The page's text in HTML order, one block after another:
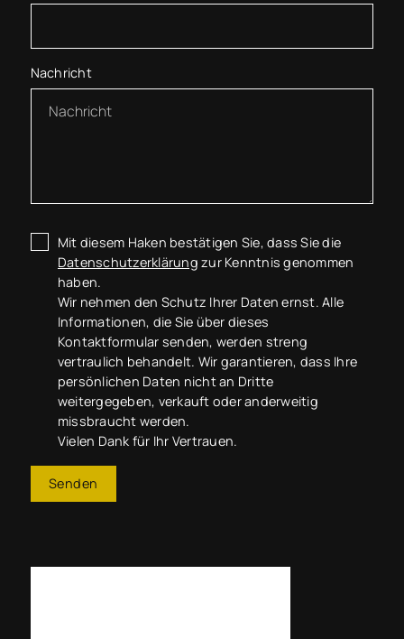
Nachricht
Mit diesem Haken bestätigen Sie, dass Sie die
Datenschutzerklärung zur Kenntnis genommen
haben.
Wir nehmen den Schutz Ihrer Daten ernst. Alle
Informationen, die Sie über dieses
Kontaktformular senden, werden streng
vertraulich behandelt. Wir garantieren, dass Ihre
persönlichen Daten nicht an Dritte
weitergegeben, verkauft oder anderweitig
missbraucht werden.
Vielen Dank für Ihr Vertrauen.
Senden